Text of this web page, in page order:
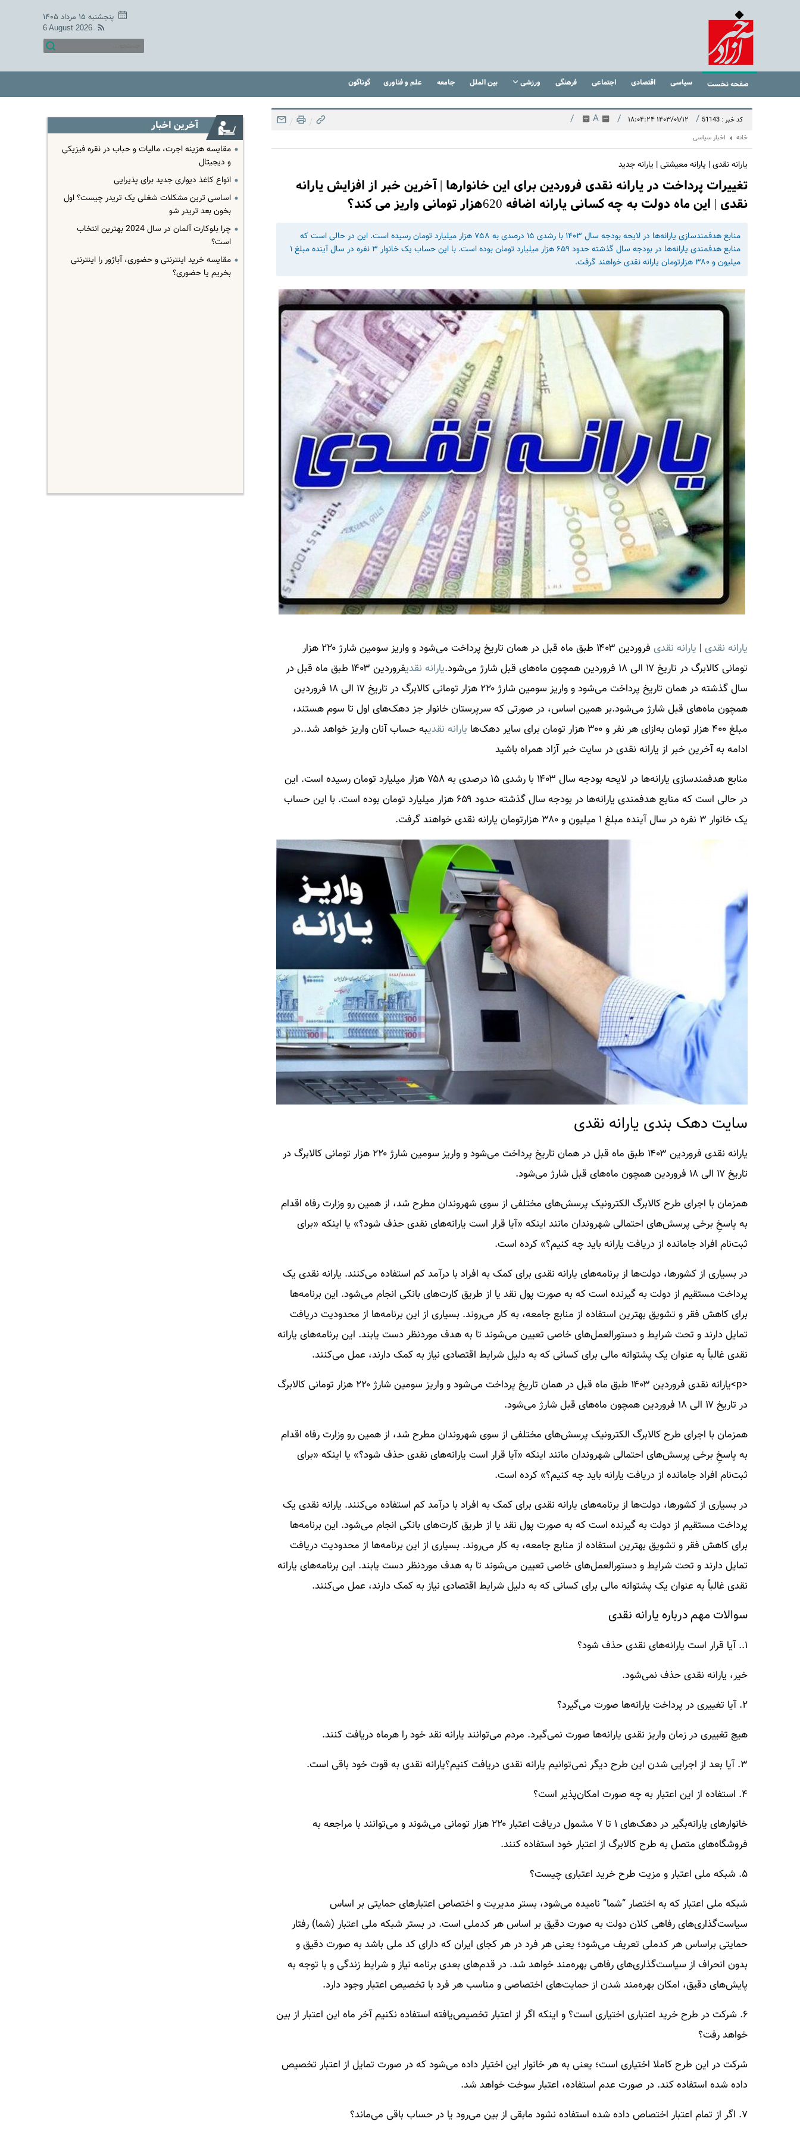
پنجشنبه ۱۵ مرداد ۱۴۰۵
6 August 2026
صفحه نخست سیاسی اقتصادی اجتماعی فرهنگی ورزشی بین الملل جامعه علم و فناوری گوناگون
کد خبر : 51143 / ۱۴۰۳/۰۱/۱۲ ۱۸:۰۴:۲۴ /
A
/
/
/
خانه اخبار سیاسی
یارانه نقدی | یارانه معیشتی | یارانه جدید
تغییرات پرداخت در یارانه نقدی فروردین برای این خانوارها | آخرین خبر از افزایش یارانه
نقدی | این ماه دولت به چه کسانی یارانه اضافه 620هزار تومانی واریز می کند؟
منابع هدفمندسازی یارانه‌ها در لایحه بودجه سال ۱۴۰۳ با رشدی ۱۵ درصدی به ۷۵۸ هزار میلیارد تومان رسیده است. این در حالی است که
منابع هدفمندی یارانه‌ها در بودجه سال گذشته حدود ۶۵۹ هزار میلیارد تومان بوده است. با این حساب یک خانوار ۳ نفره در سال آینده مبلغ ۱
میلیون و ۳۸۰ هزارتومان یارانه نقدی خواهند گرفت.
یارانه نقدی | یارانه نقدی
فروردین ۱۴۰۳ طبق ماه قبل در همان تاریخ پرداخت می‌شود و واریز سومین شارژ ۲۲۰ هزار
تومانی کالابرگ در تاریخ ۱۷ الی ۱۸ فروردین همچون ماه‌های قبل شارژ می‌شود.
یارانه نقدی
فروردین ۱۴۰۳ طبق ماه قبل در
سال گذشته در همان تاریخ پرداخت می‌شود و واریز سومین شارژ ۲۲۰ هزار تومانی کالابرگ در تاریخ ۱۷ الی ۱۸ فروردین
همچون ماه‌های قبل شارژ می‌شود.بر همین اساس، در صورتی که سرپرستان خانوار جز دهک‌های اول تا سوم هستند،
مبلغ ۴۰۰ هزار تومان به‌ازای هر نفر و ۳۰۰ هزار تومان برای سایر دهک‌ها
یارانه نقدیبه حساب آنان واریز خواهد شد..در
ادامه به آخرین خبر از یارانه نقدیدر سایت خبر آزاد همراه باشید
منابع هدفمندسازی یارانه‌ها در لایحه بودجه سال ۱۴۰۳ با رشدی ۱۵ درصدی به ۷۵۸ هزار میلیارد تومان رسیده است. این
در حالی است که منابع هدفمندی یارانه‌ها در بودجه سال گذشته حدود ۶۵۹ هزار میلیارد تومان بوده است. با این حساب
یک خانوار ۳ نفره در سال آینده مبلغ ۱ میلیون و ۳۸۰ هزارتومان یارانه نقدی خواهند گرفت.
سایت دهک بندی یارانه نقدی
یارانه نقدی فروردین ۱۴۰۳ طبق ماه قبل در همان تاریخ پرداخت می‌شود و واریز سومین شارژ ۲۲۰ هزار تومانی کالابرگ در
تاریخ ۱۷ الی ۱۸ فروردین همچون ماه‌های قبل شارژ می‌شود.
همزمان با اجرای طرح کالابرگ الکترونیک پرسش‌های مختلفی از سوی شهروندان مطرح شد، از همین رو وزارت رفاه اقدام
به پاسخِ برخی پرسش‌های احتمالی شهروندان مانند اینکه «آیا قرار است یارانه‌های نقدی حذف شود؟» یا اینکه «برای
ثبت‌نام افراد جامانده از دریافت یارانه باید چه کنیم؟» کرده است.
در بسیاری از کشورها، دولت‌ها از برنامه‌های یارانه نقدی برای کمک به افراد با درآمد کم استفاده می‌کنند. یارانه نقدی یک
پرداخت مستقیم از دولت به گیرنده است که به صورت پول نقد یا از طریق کارت‌های بانکی انجام می‌شود. این برنامه‌ها
برای کاهش فقر و تشویق بهترین استفاده از منابع جامعه، به کار می‌روند. بسیاری از این برنامه‌ها از محدودیت دریافت
تمایل دارند و تحت شرایط و دستورالعمل‌های خاصی تعیین می‌شوند تا به هدف موردنظر دست یابند. این برنامه‌های یارانه
نقدی غالباً به عنوان یک پشتوانه مالی برای کسانی که به دلیل شرایط اقتصادی نیاز به کمک دارند، عمل می‌کنند.
<p>یارانه نقدی فروردین ۱۴۰۳ طبق ماه قبل در همان تاریخ پرداخت می‌شود و واریز سومین شارژ ۲۲۰ هزار تومانی کالابرگ
در تاریخ ۱۷ الی ۱۸ فروردین همچون ماه‌های قبل شارژ می‌شود.
همزمان با اجرای طرح کالابرگ الکترونیک پرسش‌های مختلفی از سوی شهروندان مطرح شد، از همین رو وزارت رفاه اقدام
به پاسخِ برخی پرسش‌های احتمالی شهروندان مانند اینکه «آیا قرار است یارانه‌های نقدی حذف شود؟» یا اینکه «برای
ثبت‌نام افراد جامانده از دریافت یارانه باید چه کنیم؟» کرده است.
در بسیاری از کشورها، دولت‌ها از برنامه‌های یارانه نقدی برای کمک به افراد با درآمد کم استفاده می‌کنند. یارانه نقدی یک
پرداخت مستقیم از دولت به گیرنده است که به صورت پول نقد یا از طریق کارت‌های بانکی انجام می‌شود. این برنامه‌ها
برای کاهش فقر و تشویق بهترین استفاده از منابع جامعه، به کار می‌روند. بسیاری از این برنامه‌ها از محدودیت دریافت
تمایل دارند و تحت شرایط و دستورالعمل‌های خاصی تعیین می‌شوند تا به هدف موردنظر دست یابند. این برنامه‌های یارانه
نقدی غالباً به عنوان یک پشتوانه مالی برای کسانی که به دلیل شرایط اقتصادی نیاز به کمک دارند، عمل می‌کنند.
سوالات مهم درباره یارانه نقدی
۱.. آیا قرار است یارانه‌های نقدی حذف شود؟
خیر، یارانه نقدی حذف نمی‌شود.
۲. آیا تغییری در پرداخت یارانه‌ها صورت می‌گیرد؟
هیچ تغییری در زمان واریز نقدی یارانه‌ها صورت نمی‌گیرد. مردم می‌توانند یارانه نقد خود را هرماه دریافت کنند.
۳. آیا بعد از اجرایی شدن این طرح دیگر نمی‌توانیم یارانه نقدی دریافت کنیم؟یارانه نقدی به قوت خود باقی است.
۴. استفاده از این اعتبار به چه صورت امکان‌پذیر است؟
خانوارهای یارانه‌بگیر در دهک‌های ۱ تا ۷ مشمول دریافت اعتبار ۲۲۰ هزار تومانی می‌شوند و می‌توانند با مراجعه به
فروشگاه‌های متصل به طرح کالابرگ از اعتبار خود استفاده کنند.
۵. شبکه ملی اعتبار و مزیت طرح خرید اعتباری چیست؟
شبکه ملی اعتبار که به اختصار “شما” نامیده می‌شود، بستر مدیریت و اختصاص اعتبارهای حمایتی بر اساس
سیاست‌گذاری‌های رفاهی کلان دولت به صورت دقیق بر اساس هر کدملی است. در بستر شبکه ملی اعتبار (شما) رفتار
حمایتی براساس هر کدملی تعریف می‌شود؛ یعنی هر فرد در هر کجای ایران که دارای کد ملی باشد به صورت دقیق و
بدون انحراف از سیاست‌گذاری‌های رفاهی بهره‌مند خواهد شد. در قدم‌های بعدی برنامه نیاز و شرایط زندگی و با توجه به
پایش‌های دقیق، امکان بهره‌مند شدن از حمایت‌های اختصاصی و مناسب هر فرد با تخصیص اعتبار وجود دارد.
۶. شرکت در طرح خرید اعتباری اختیاری است؟ و اینکه اگر از اعتبار تخصیص‌یافته استفاده نکنیم آخر ماه این اعتبار از بین
خواهد رفت؟
شرکت در این طرح کاملا اختیاری است؛ یعنی به هر خانوار این اختیار داده می‌شود که در صورت تمایل از اعتبار تخصیص
داده شده استفاده کند. در صورت عدم استفاده، اعتبار سوخت خواهد شد.
۷. اگر از تمام اعتبار اختصاص داده شده استفاده نشود مابقی از بین می‌رود یا در حساب باقی می‌ماند؟
آخرین اخبار
مقایسه هزینه اجرت، مالیات و حباب در نقره فیزیکی
و دیجیتال
انواع کاغذ دیواری جدید برای پذیرایی
اساسی ترین مشکلات شغلی یک تریدر چیست؟ اول
بخون بعد تریدر شو
چرا بلوکارت آلمان در سال 2024 بهترین انتخاب
است؟
مقایسه خرید اینترنتی و حضوری، آباژور را اینترنتی
بخریم یا حضوری؟